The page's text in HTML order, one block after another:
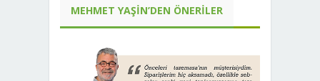
MEHMET YAŞIN’DEN ÖNERILER